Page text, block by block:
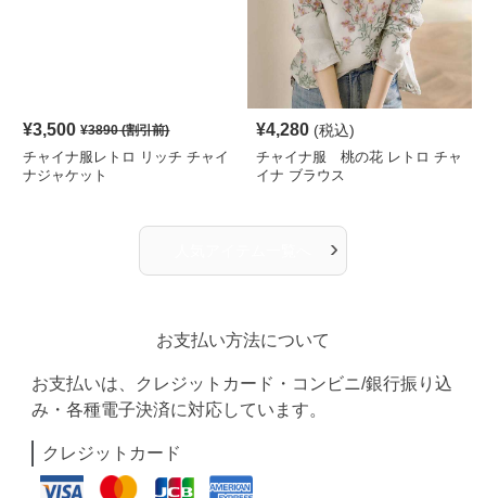
¥3,500 ¥3890(割引前)
チャイナ服レトロ リッチ チャイ
ナジャケット
¥4,280 (税込)
チャイナ服 桃の花 レトロ チャ
イナ ブラウス
›
お支払い方法について
お支払いは、クレジットカード・コンビニ/銀行振り込
み・各種電子決済に対応しています。
クレジットカード